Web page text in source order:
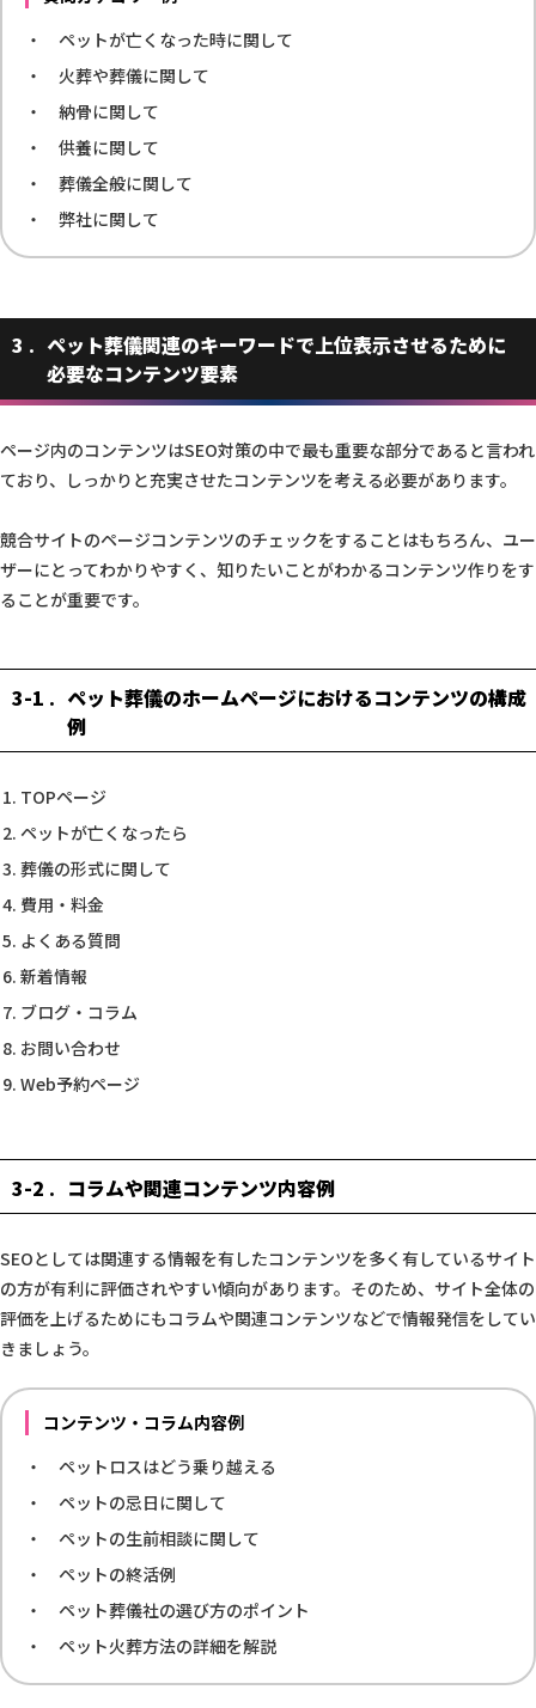
ペットが亡くなった時に関して
火葬や葬儀に関して
納骨に関して
供養に関して
葬儀全般に関して
弊社に関して
3
ペット葬儀関連のキーワードで上位表示させるために
必要なコンテンツ要素
ページ内のコンテンツはSEO対策の中で最も重要な部分であると言われ
ており、しっかりと充実させたコンテンツを考える必要があります。
競合サイトのページコンテンツのチェックをすることはもちろん、ユー
ザーにとってわかりやすく、知りたいことがわかるコンテンツ作りをす
ることが重要です。
3-1
ペット葬儀のホームページにおけるコンテンツの構成
例
TOPページ
ペットが亡くなったら
葬儀の形式に関して
費用・料金
よくある質問
新着情報
ブログ・コラム
お問い合わせ
Web予約ページ
3-2 コラムや関連コンテンツ内容例
SEOとしては関連する情報を有したコンテンツを多く有しているサイト
の方が有利に評価されやすい傾向があります。そのため、サイト全体の
評価を上げるためにもコラムや関連コンテンツなどで情報発信をしてい
きましょう。
コンテンツ・コラム内容例
ペットロスはどう乗り越える
ペットの忌日に関して
ペットの生前相談に関して
ペットの終活例
ペット葬儀社の選び方のポイント
ペット火葬方法の詳細を解説